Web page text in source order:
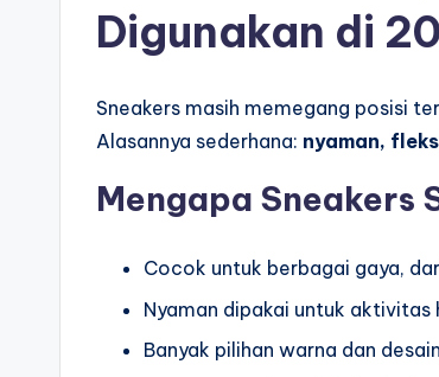
Digunakan di
Sneakers masih memegang posisi
Alasannya sederhana: nyaman,
Mengapa Sneakers
Cocok untuk berbagai gaya,
Nyaman dipakai untuk aktivitas
Banyak pilihan warna dan desain